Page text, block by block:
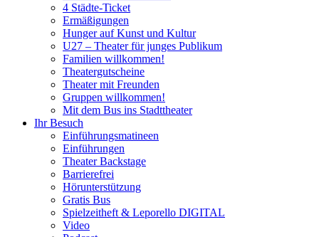
4 Städte-Ticket
Ermäßigungen
Hunger auf Kunst und Kultur
U27 – Theater für junges Publikum
Familien willkommen!
Theatergutscheine
Theater mit Freunden
Gruppen willkommen!
Mit dem Bus ins Stadttheater
Ihr Besuch
Einführungsmatineen
Einführungen
Theater Backstage
Barrierefrei
Hörunterstützung
Gratis Bus
Spielzeitheft & Leporello DIGITAL
Video